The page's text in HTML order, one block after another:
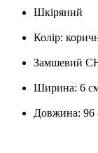
Шкіряний
Колір:
Замшевий
Ширина: 6
Довжина: 96